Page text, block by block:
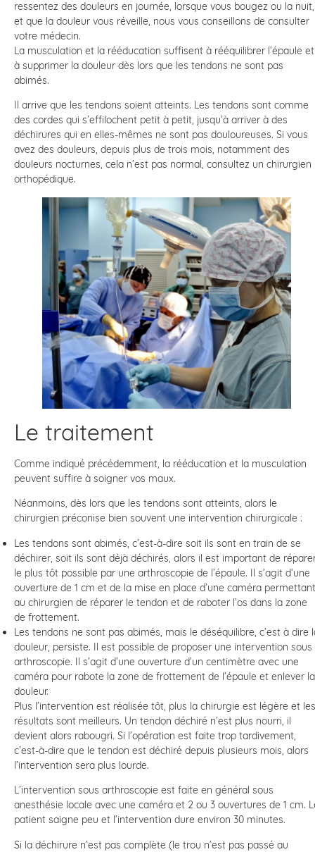
ressentez des douleurs en journée, lorsque vous bougez ou la nuit,
et que la douleur vous réveille, nous vous conseillons de consulter
votre médecin.
La musculation et la rééducation suffisent à rééquilibrer l’épaule et
à supprimer la douleur dès lors que les tendons ne sont pas
abimés.
Il arrive que les tendons soient atteints. Les tendons sont comme
des cordes qui s’effilochent petit à petit, jusqu’à arriver à des
déchirures qui en elles-mêmes ne sont pas douloureuses. Si vous
avez des douleurs, depuis plus de trois mois, notamment des
douleurs nocturnes, cela n’est pas normal, consultez un chirurgien
orthopédique.
Le traitement
Comme indiqué précédemment, la rééducation et la musculation
peuvent suffire à soigner vos maux.
Néanmoins, dès lors que les tendons sont atteints, alors le
chirurgien préconise bien souvent une intervention chirurgicale :
Les tendons sont abimés, c’est-à-dire soit ils sont en train de se
déchirer, soit ils sont déjà déchirés, alors il est important de
le plus tôt possible par une arthroscopie de l’épaule. Il s’agit d’une
ouverture de 1 cm et de la mise en place d’une caméra permettant
au chirurgien de réparer le tendon et de raboter l’os dans la zone
de frottement.
Les tendons ne sont pas abimés, mais le déséquilibre, c’est à dire
douleur, persiste. Il est possible de proposer une intervention sous
arthroscopie. Il s’agit d’une ouverture d’un centimètre avec une
caméra pour rabote la zone de frottement de l’épaule et enlever la
douleur.
Plus l’intervention est réalisée tôt, plus la chirurgie est légère et les
résultats sont meilleurs. Un tendon déchiré n’est plus nourri, il
devient alors rabougri. Si l’opération est faite trop tardivement,
c’est-à-dire que le tendon est déchiré depuis plusieurs mois, alors
l’intervention sera plus lourde.
L’intervention sous arthroscopie est faite en général sous
anesthésie locale avec une caméra et 2 ou 3 ouvertures de 1 cm.
patient saigne peu et l’intervention dure environ 30 minutes.
Si la déchirure n’est pas complète (le trou n’est pas passé au